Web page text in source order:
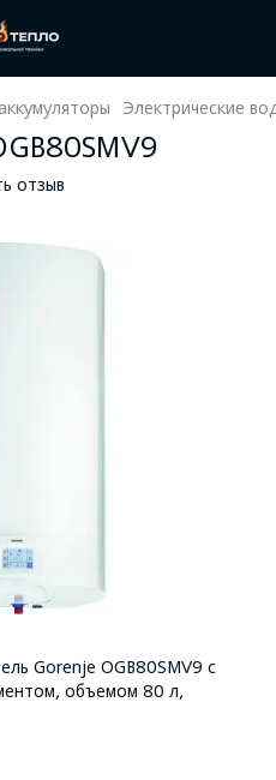
Электрические
отзыв
Gorenje OGB80SMV9 с
объемом 80 л,